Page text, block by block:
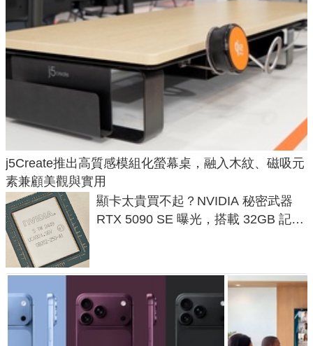
j5Create推出高質感模組化螢幕桌，融入木紋、磁吸元
素兼顧美觀與實用
顯卡太貴買不起？NVIDIA 秘密武器
RTX 5090 SE 曝光，搭載 32GB 記憶